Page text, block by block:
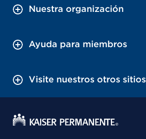
Nuestra organización
Ayuda para miembros
Visite nuestros otros sitios